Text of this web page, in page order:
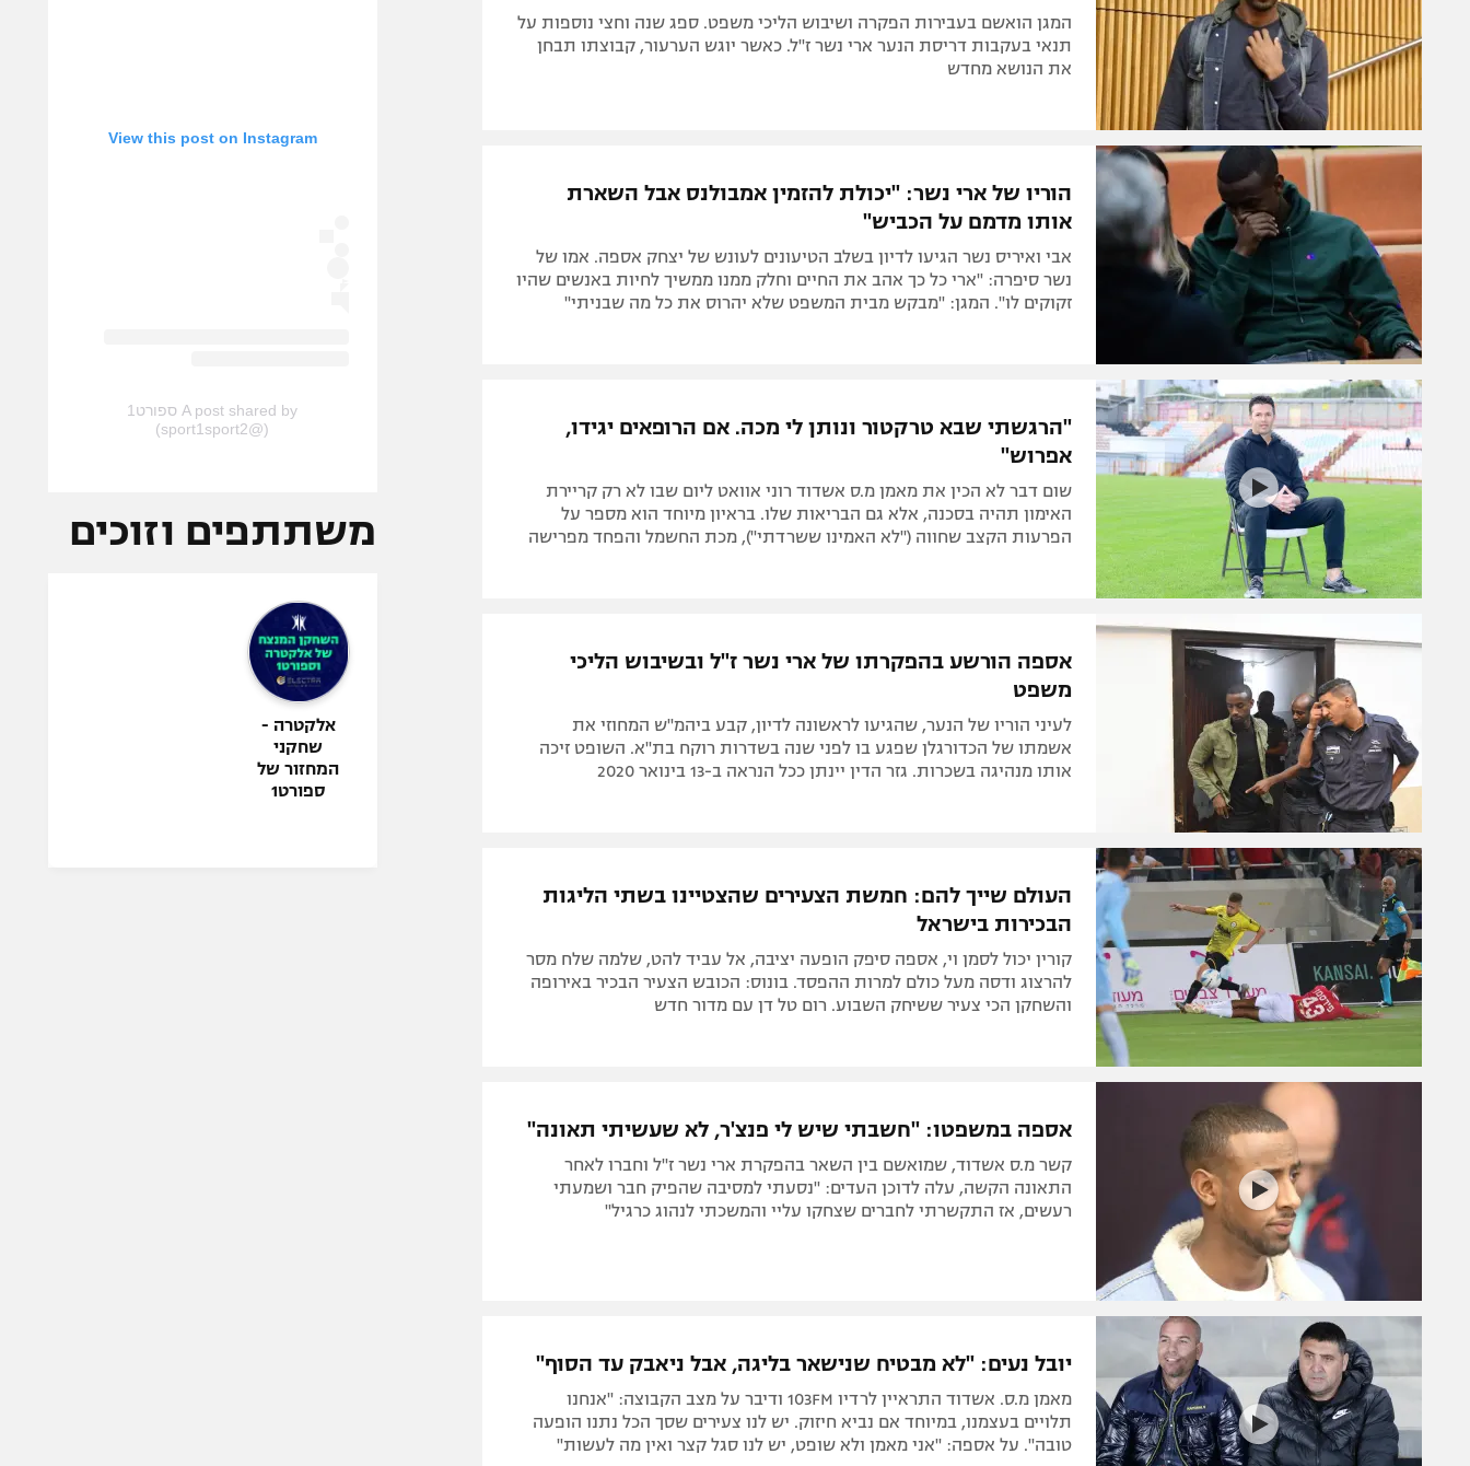
המגן הואשם בעבירות הפקרה ושיבוש הליכי משפט. ספג שנה וחצי נוספות על
תנאי בעקבות דריסת הנער ארי נשר ז"ל. כאשר יוגש הערעור, קבוצתו תבחן
את הנושא מחדש
הוריו של ארי נשר: "יכולת להזמין אמבולנס אבל השארת
אותו מדמם על הכביש"
אבי ואיריס נשר הגיעו לדיון בשלב הטיעונים לעונש של יצחק אספה. אמו של
נשר סיפרה: "ארי כל כך אהב את החיים וחלק ממנו ממשיך לחיות באנשים שהיו
זקוקים לו". המגן: "מבקש מבית המשפט שלא יהרוס את כל מה שבניתי"
"הרגשתי שבא טרקטור ונותן לי מכה. אם הרופאים יגידו,
אפרוש"
שום דבר לא הכין את מאמן מ.ס אשדוד רוני אוואט ליום שבו לא רק קריירת
האימון תהיה בסכנה, אלא גם הבריאות שלו. בראיון מיוחד הוא מספר על
הפרעות הקצב שחווה ("לא האמינו ששרדתי"), מכת החשמל והפחד מפרישה
אספה הורשע בהפקרתו של ארי נשר ז"ל ובשיבוש הליכי
משפט
לעיני הוריו של הנער, שהגיעו לראשונה לדיון, קבע ביהמ"ש המחוזי את
אשמתו של הכדורגלן שפגע בו לפני שנה בשדרות רוקח בת"א. השופט זיכה
אותו מנהיגה בשכרות. גזר הדין יינתן ככל הנראה ב-13 בינואר 2020
העולם שייך להם: חמשת הצעירים שהצטיינו בשתי הליגות
הבכירות בישראל
קורין יכול לסמן וי, אספה סיפק הופעה יציבה, אל עביד להט, שלמה שלח מסר
להרצוג ודסה מעל כולם למרות ההפסד. בונוס: הכובש הצעיר הבכיר באירופה
והשחקן הכי צעיר ששיחק השבוע. רום טל דן עם מדור חדש
אספה במשפטו: "חשבתי שיש לי פנצ'ר, לא שעשיתי תאונה"
קשר מ.ס אשדוד, שמואשם בין השאר בהפקרת ארי נשר ז"ל וחברו לאחר
התאונה הקשה, עלה לדוכן העדים: "נסעתי למסיבה שהפיק חבר ושמעתי
רעשים, אז התקשרתי לחברים שצחקו עליי והמשכתי לנהוג כרגיל"
יובל נעים: "לא מבטיח שנישאר בליגה, אבל ניאבק עד הסוף"
מאמן מ.ס. אשדוד התראיין לרדיו 103FM ודיבר על מצב הקבוצה: "אנחנו
תלויים בעצמנו, במיוחד אם נביא חיזוק. יש לנו צעירים שסך הכל נתנו הופעה
טובה". על אספה: "אני מאמן ולא שופט, יש לנו סגל קצר ואין מה לעשות"
View this post on Instagram
A post shared by ספורט1
(@sport1sport2)
משתתפים וזוכים
אלקטרה -
שחקני
המחזור של
ספורט1